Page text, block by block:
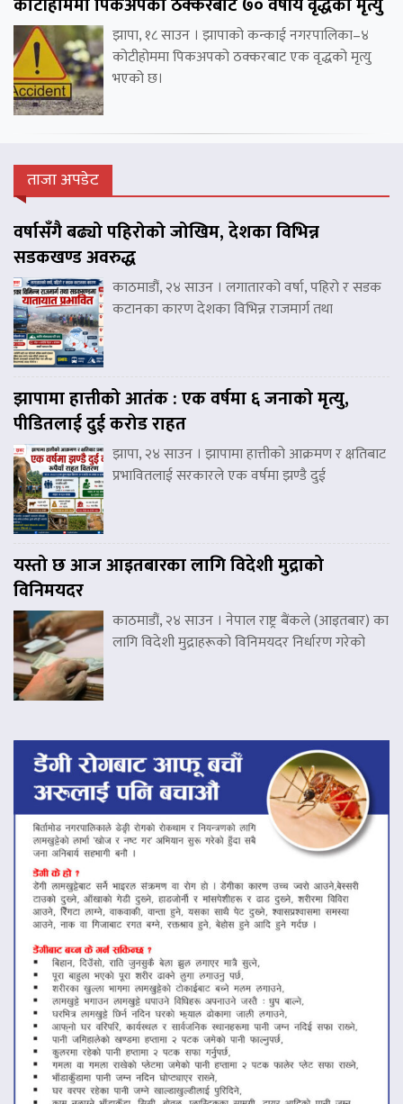
झापा, १८ साउन । झापाको कन्काई नगरपालिका–४
कोटीहोममा पिकअपको ठक्करबाट एक वृद्धको मृत्यु
भएको छ।
ताजा अपडेट
वर्षासँगै बढ्यो पहिरोको जोखिम, देशका विभिन्न
सडकखण्ड अवरुद्ध
काठमाडौं, २४ साउन । लगातारको वर्षा, पहिरो र सडक
कटानका कारण देशका विभिन्न राजमार्ग तथा
झापामा हात्तीको आतंक : एक वर्षमा ६ जनाको मृत्यु,
पीडितलाई दुई करोड राहत
झापा, २४ साउन । झापामा हात्तीको आक्रमण र क्षतिबाट
प्रभावितलाई सरकारले एक वर्षमा झण्डै दुई
यस्तो छ आज आइतबारका लागि विदेशी मुद्राको
विनिमयदर
काठमाडौं, २४ साउन । नेपाल राष्ट्र बैंकले (आइतबार) का
लागि विदेशी मुद्राहरूको विनिमयदर निर्धारण गरेको